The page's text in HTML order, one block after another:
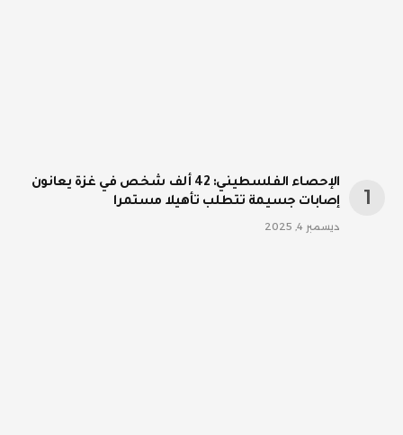
الإحصاء الفلسطيني: 42 ألف شخص في غزة يعانون
إصابات جسيمة تتطلب تأهيلا مستمرا
ديسمبر 4, 2025